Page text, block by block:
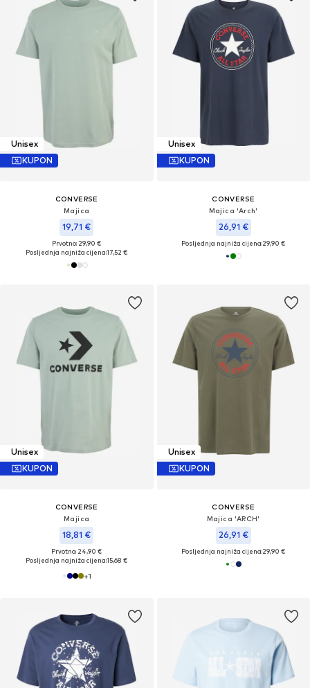
Unisex
KUPON
CONVERSE
Majica
19,71 €
Prvotno: 29,90 €
Posljednja najniža cijena:17,52 €
Unisex
KUPON
CONVERSE
Majica 'Arch'
26,91 €
Posljednja najniža cijena:29,90 €
Unisex
KUPON
CONVERSE
Majica
18,81 €
Prvotno: 24,90 €
Posljednja najniža cijena:15,68 €
+1
Unisex
KUPON
CONVERSE
Majica 'ARCH'
26,91 €
Posljednja najniža cijena:29,90 €